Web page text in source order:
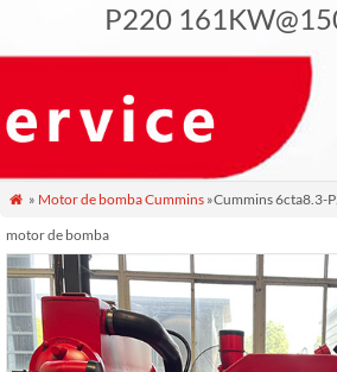
P220
 » Motor de bomba Cummins»Cummins 6cta8.3-
motor de bomba